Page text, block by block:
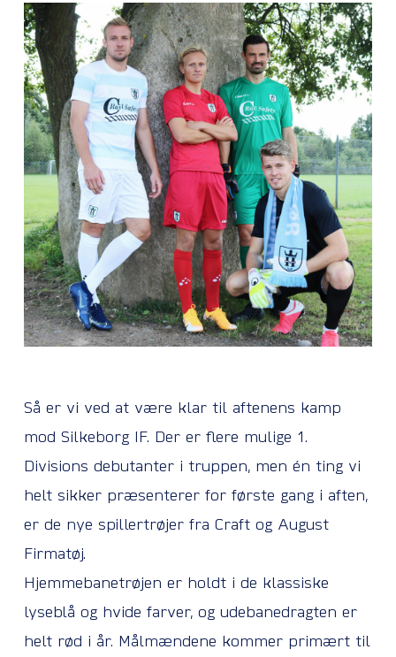
Så er vi ved at være klar til aftenens kamp
mod Silkeborg IF. Der er flere mulige 1.
Divisions debutanter i truppen, men én ting vi
helt sikker præsenterer for første gang i aften,
er de nye spillertrøjer fra Craft og August
Firmatøj.
Hjemmebanetrøjen er holdt i de klassiske
lyseblå og hvide farver, og udebanedragten er
helt rød i år. Målmændene kommer primært til